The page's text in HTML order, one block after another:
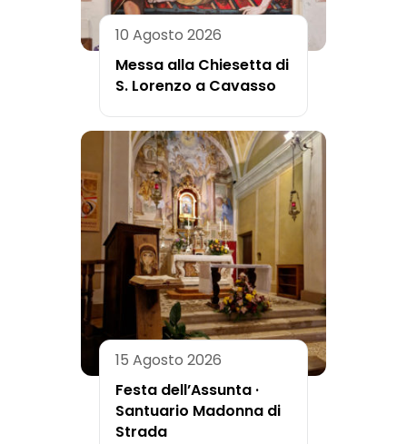
10 Agosto 2026
Messa alla Chiesetta di
S. Lorenzo a Cavasso
15 Agosto 2026
Festa dell’Assunta ·
Santuario Madonna di
Strada